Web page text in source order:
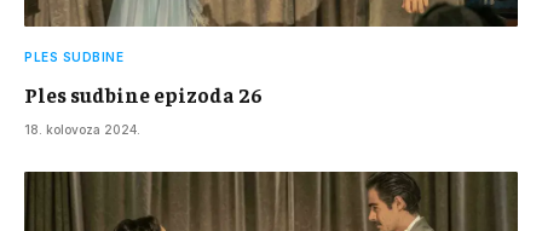
PLES SUDBINE
Ples sudbine epizoda 26
18. kolovoza 2024.